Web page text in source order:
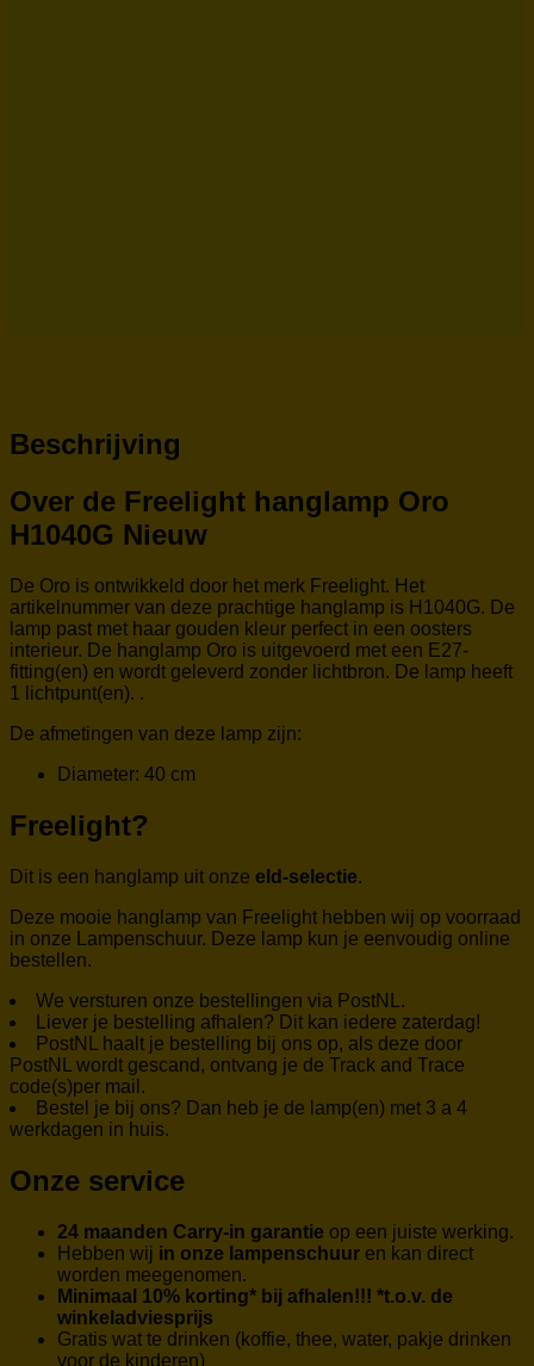
Beschrijving
Over de Freelight hanglamp Oro
H1040G Nieuw
De Oro is ontwikkeld door het merk Freelight. Het
artikelnummer van deze prachtige hanglamp is H1040G. De
lamp past met haar gouden kleur perfect in een oosters
interieur. De hanglamp Oro is uitgevoerd met een E27-
fitting(en) en wordt geleverd zonder lichtbron. De lamp heeft
1 lichtpunt(en). .
De afmetingen van deze lamp zijn:
Diameter: 40 cm
Freelight?
Dit is een hanglamp uit onze eld-selectie.
Deze mooie hanglamp van Freelight hebben wij op voorraad
in onze Lampenschuur. Deze lamp kun je eenvoudig online
bestellen.
We versturen onze bestellingen via PostNL.
Liever je bestelling afhalen? Dit kan iedere zaterdag!
PostNL haalt je bestelling bij ons op, als deze door
PostNL wordt gescand, ontvang je de Track and Trace
code(s)per mail.
Bestel je bij ons? Dan heb je de lamp(en) met 3 a 4
werkdagen in huis.
Onze service
24 maanden Carry-in garantie op een juiste werking.
Hebben wij in onze lampenschuur en kan direct
worden meegenomen.
Minimaal 10% korting* bij afhalen!!! *t.o.v. de
winkeladviesprijs
Gratis wat te drinken (koffie, thee, water, pakje drinken
voor de kinderen)